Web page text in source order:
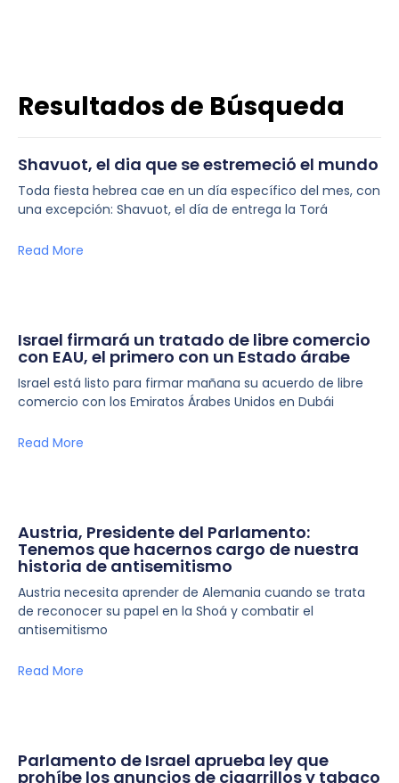
Resultados de Búsqueda
Shavuot, el dia que se estremeció el mundo
Toda fiesta hebrea cae en un día específico del mes, con
una excepción: Shavuot, el día de entrega la Torá
Read More
Israel firmará un tratado de libre comercio
con EAU, el primero con un Estado árabe
Israel está listo para firmar mañana su acuerdo de libre
comercio con los Emiratos Árabes Unidos en Dubái
Read More
Austria, Presidente del Parlamento:
Tenemos que hacernos cargo de nuestra
historia de antisemitismo
Austria necesita aprender de Alemania cuando se trata
de reconocer su papel en la Shoá y combatir el
antisemitismo
Read More
Parlamento de Israel aprueba ley que
prohíbe los anuncios de cigarrillos y tabaco